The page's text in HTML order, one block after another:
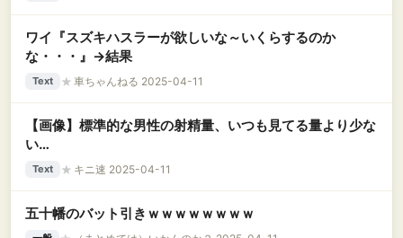
ワイ『スズキハスラーが欲しいな～いくらするのか
な・・・』→結果
Text ★ 車ちゃんねる 2025-04-11
【画像】標準的な男性の射精量、いつも見てる量より少な
い…
Text ★ キニ速 2025-04-11
五十幡のバット引きｗｗｗｗｗｗｗｗ